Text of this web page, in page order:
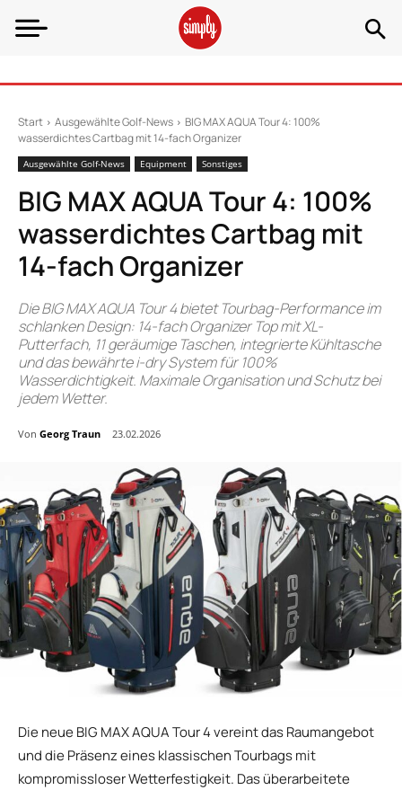
Start Ausgewählte Golf-News
BIG MAX AQUA Tour 4: 100%
wasserdichtes Cartbag mit 14-fach Organizer
Ausgewählte Golf-News Equipment Sonstiges
BIG MAX AQUA Tour 4: 100%
wasserdichtes Cartbag mit
14-fach Organizer
Die BIG MAX AQUA Tour 4 bietet Tourbag-Performance im
schlanken Design: 14-fach Organizer Top mit XL-
Putterfach, 11 geräumige Taschen, integrierte Kühltasche
und das bewährte i-dry System für 100%
Wasserdichtigkeit. Maximale Organisation und Schutz bei
jedem Wetter.
Von Georg Traun 23.02.2026
Die neue BIG MAX AQUA Tour 4 vereint das Raumangebot
und die Präsenz eines klassischen Tourbags mit
kompromissloser Wetterfestigkeit. Das überarbeitete